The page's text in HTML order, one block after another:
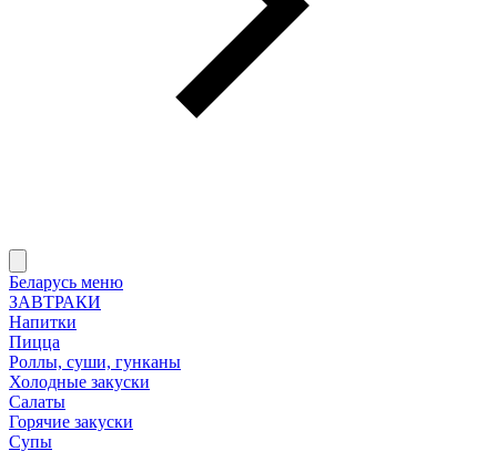
Беларусь меню
ЗАВТРАКИ
Напитки
Пицца
Роллы, суши, гунканы
Холодные закуски
Салаты
Горячие закуски
Супы